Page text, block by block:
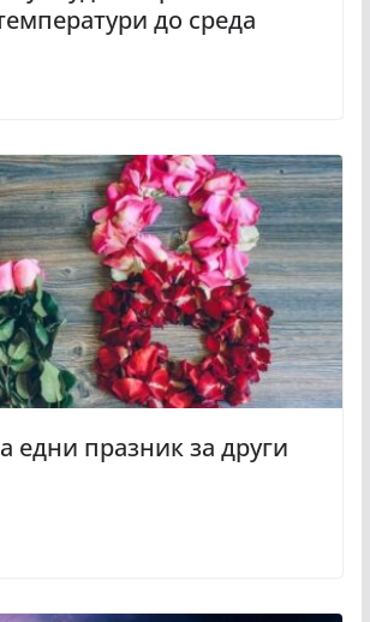
до среда
едни празник за други